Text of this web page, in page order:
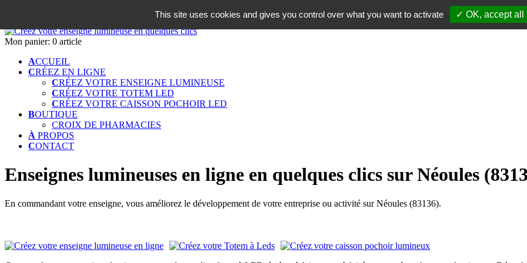
Mon panier: 0 article
ACCUEIL
CRÉEZ EN LIGNE
CRÉEZ VOTRE ENSEIGNE LUMINEUSE
CRÉEZ VOTRE TOTEM LED
CRÉEZ VOTRE CAISSON POCHOIR LED
BOUTIQUE
CROIX DE PHARMACIES
À PROPOS
CONTACT
Enseignes lumineuses en ligne en quelques clics sur Néoules
En commandant votre enseigne, vous améliorez le développement de votre entreprise ou activité sur Néoules (83136).
This site uses cookies and gives you control over what you want to activate ✓ OK, accept all